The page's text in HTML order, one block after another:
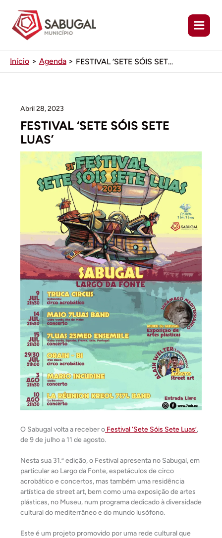
conteúdo
Início Agenda FESTIVAL ‘SETE SÓIS SETE LUAS’
Abril 28, 2023
FESTIVAL ‘SETE SÓIS SETE
LUAS’
O Sabugal volta a receber o Festival ‘Sete Sóis Sete Luas’,
de 9 de julho a 11 de agosto.
Nesta sua 31.ª edição, o Festival apresenta no Sabugal, em
particular ao Largo da Fonte, espetáculos de circo
acrobático e concertos, mas também uma residência
artística de street art, bem como uma exposição de artes
plásticas, no Museu, num programa dedicado à diversidade
cultural do mediterrâneo e do mundo lusófono.
Este é um projeto promovido por uma rede cultural que